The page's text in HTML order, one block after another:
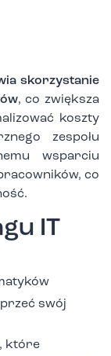
skorzystanie
, co zwiększa
koszty
zespołu
wsparciu
co
IT
swój
które